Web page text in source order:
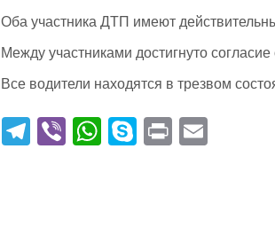
Оба участника ДТП имеют
Между участниками достигнуто
Все водители находятся в трезвом
T
Te Vi
W
S
Pr